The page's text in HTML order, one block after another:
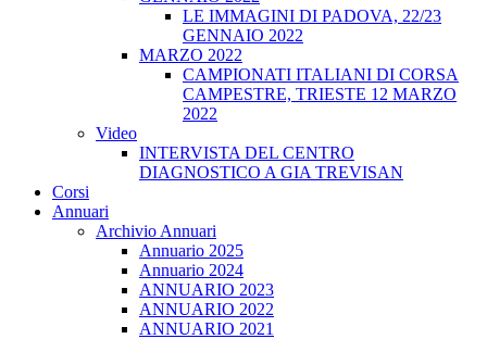
LE IMMAGINI DI PADOVA, 22/23
GENNAIO 2022
MARZO 2022
CAMPIONATI ITALIANI DI CORSA
CAMPESTRE, TRIESTE 12 MARZO
2022
Video
INTERVISTA DEL CENTRO
DIAGNOSTICO A GIA TREVISAN
Corsi
Annuari
Archivio Annuari
Annuario 2025
Annuario 2024
ANNUARIO 2023
ANNUARIO 2022
ANNUARIO 2021